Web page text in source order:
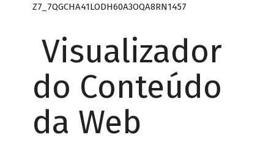
Z7_7QGCHA41LODH60A3OQA8RN1457
Visualizador
do Conteúdo
da Web